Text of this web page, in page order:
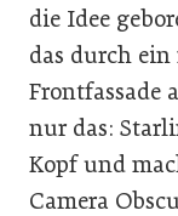
die Idee
das durch
Frontfassade
nur das:
Kopf und
Camera